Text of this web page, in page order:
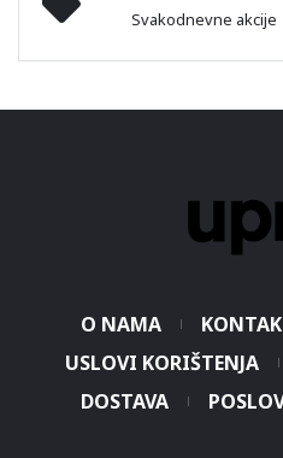
Svakodnevne akcije
O NAMA
USLOVI KORIŠTENJA
DOSTAVA